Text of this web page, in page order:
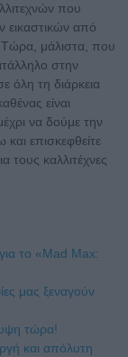
που
εικαστικών από
Τώρα, μάλιστα, που
στην
όλη τη διάρκεια
είναι
να δούμε την
επισκεφθείτε
τους καλλιτέχνες
το «Mad Max:
μας ξεναγούν
τώρα!
και απόλυτη